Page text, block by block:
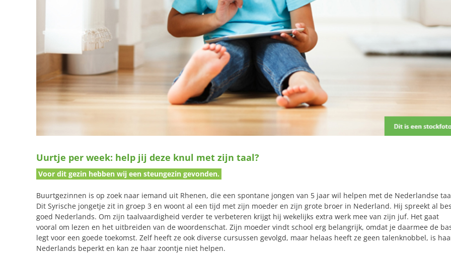
Uurtje per week: help jij deze knul met zijn taal?
Voor dit gezin hebben wij een steungezin gevonden.
Buurtgezinnen is op zoek naar iemand uit Rhenen, die een spontane jongen van 5 jaar wil helpen met de Nederlandse
Dit Syrische jongetje zit in groep 3 en woont al een tijd met zijn moeder en zijn grote broer in Nederland. Hij spreekt al
goed Nederlands. Om zijn taalvaardigheid verder te verbeteren krijgt hij wekelijks extra werk mee van zijn juf. Het gaat
vooral om lezen en het uitbreiden van de woordenschat. Zijn moeder vindt school erg belangrijk, omdat je daarmee de
legt voor een goede toekomst. Zelf heeft ze ook diverse cursussen gevolgd, maar helaas heeft ze geen talenknobbel, is
Nederlands beperkt en kan ze haar zoontje niet helpen.